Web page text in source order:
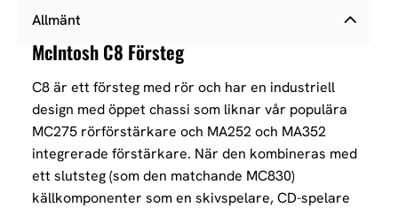
Allmänt
McIntosh C8 Försteg
C8 är ett försteg med rör och har en industriell
design med öppet chassi som liknar vår populära
MC275 rörförstärkare och MA252 och MA352
integrerade förstärkare. När den kombineras med
ett slutsteg (som den matchande MC830)
källkomponenter som en skivspelare, CD-spelare